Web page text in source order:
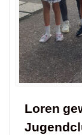
Loren